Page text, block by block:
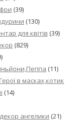
(39)
(130)
для квітів (39)
(829)
(11)
в масках,котик
(14)
ангелики (21)